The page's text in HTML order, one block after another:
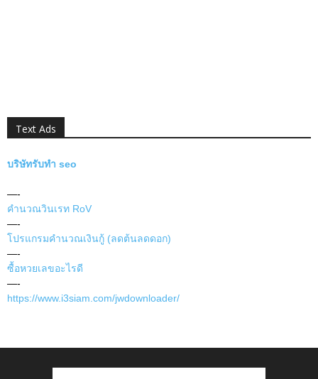
Text Ads
บริษัทรับทำ seo
—-
คำนวณวินเรท RoV
—-
โปรแกรมคำนวณเงินกู้ (ลดต้นลดดอก)
—-
ซื้อหวยเลขอะไรดี
—-
https://www.i3siam.com/jwdownloader/